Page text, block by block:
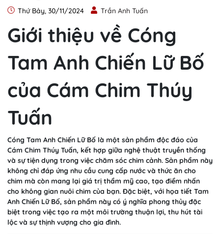
Thứ Bảy, 30/11/2024 Trần Anh Tuấn
Giới thiệu về Cóng
Tam Anh Chiến Lữ Bố
của Cám Chim Thúy
Tuấn
Cóng Tam Anh Chiến Lữ Bố là một sản phẩm độc đáo của
Cám Chim Thúy Tuấn, kết hợp giữa nghệ thuật truyền thống
và sự tiện dụng trong việc chăm sóc chim cảnh. Sản phẩm này
không chỉ đáp ứng nhu cầu cung cấp nước và thức ăn cho
chim mà còn mang lại giá trị thẩm mỹ cao, tạo điểm nhấn
cho không gian nuôi chim của bạn. Đặc biệt, với họa tiết Tam
Anh Chiến Lữ Bố, sản phẩm này có ý nghĩa phong thủy đặc
biệt trong việc tạo ra một môi trường thuận lợi, thu hút tài
lộc và sự thịnh vượng cho gia đình.